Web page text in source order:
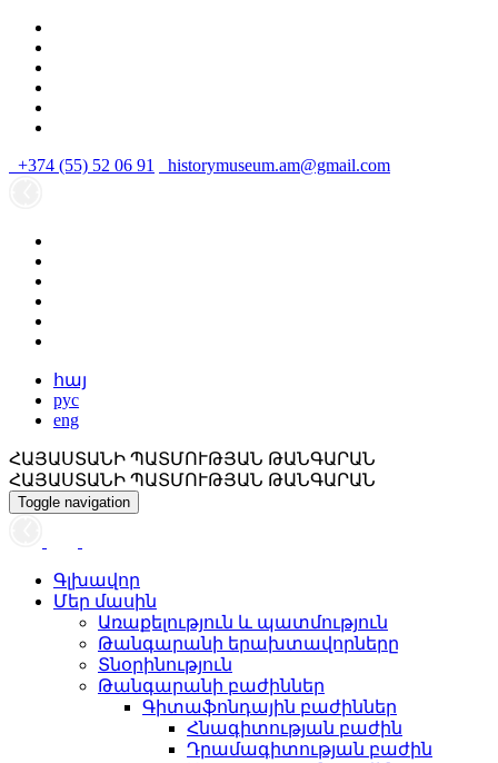
+374 (55) 52 06 91 historymuseum.am@gmail.com
հայ
рус
eng
ՀԱՅԱՍՏԱՆԻ ՊԱՏՄՈՒԹՅԱՆ ԹԱՆԳԱՐԱՆ
ՀԱՅԱՍՏԱՆԻ ՊԱՏՄՈՒԹՅԱՆ ԹԱՆԳԱՐԱՆ
Toggle navigation
Գլխավոր
Մեր մասին
Առաքելություն և պատմություն
Թանգարանի երախտավորները
Տնօրինություն
Թանգարանի բաժիններ
Գիտաֆոնդային բաժիններ
Հնագիտության բաժին
Դրամագիտության բաժին